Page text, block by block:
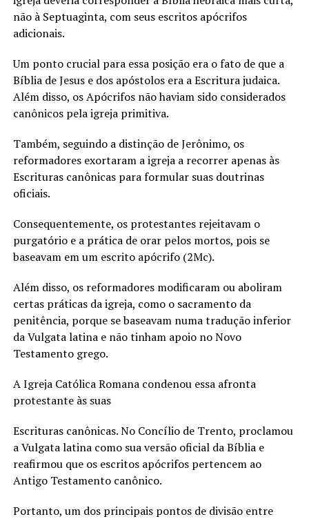
não à Septuaginta, com seus escritos apócrifos
adicionais.
Um ponto crucial para essa posição era o fato de que a
Bíblia de Jesus e dos apóstolos era a Escritura judaica.
Além disso, os Apócrifos não haviam sido considerados
canônicos pela igreja primitiva.
Também, seguindo a distinção de Jerônimo, os
reformadores exortaram a igreja a recorrer apenas às
Escrituras canônicas para formular suas doutrinas
oficiais.
Consequentemente, os protestantes rejeitavam o
purgatório e a prática de orar pelos mortos, pois se
baseavam em um escrito apócrifo (2Mc).
Além disso, os reformadores modificaram ou aboliram
certas práticas da igreja, como o sacramento da
penitência, porque se baseavam numa tradução inferior
da Vulgata latina e não tinham apoio no Novo
Testamento grego.
A Igreja Católica Romana condenou essa afronta
protestante às suas
Escrituras canônicas. No Concílio de Trento, proclamou
a Vulgata latina como sua versão oficial da Bíblia e
reafirmou que os escritos apócrifos pertencem ao
Antigo Testamento canônico.
Portanto, um dos principais pontos de divisão entre